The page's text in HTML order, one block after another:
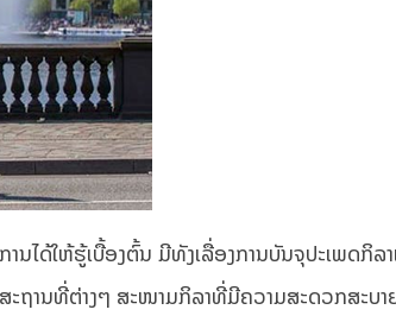
ນໄດ້ໃຫ້ຮູ້ເບື້ອງຕົ້ນ ມີທັງເລື່ອງການບັນຈຸປະເພດກິລ
ະຖານທີ່ຕ່າງໆ ສະໜາມກິລາທີ່ມີຄວາມສະດວກສະບາ